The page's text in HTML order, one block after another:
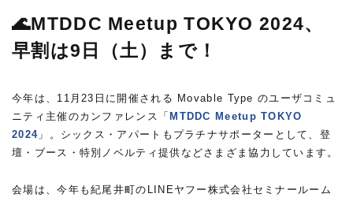
🌊MTDDC Meetup TOKYO 2024、
早割は9日（土）まで！
今年は、11月23日に開催される Movable Type のユーザコミュ
ニティ主催のカンファレンス「 MTDDC Meetup TOKYO
2024 」。シックス・アパートもプラチナサポーターとして、登
壇・ブース・特別ノベルティ提供などさまざま協力しています。
会場は、今年も紀尾井町のLINEヤフー株式会社セミナールーム